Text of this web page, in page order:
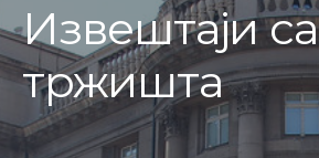
Извештаји са
тржишта